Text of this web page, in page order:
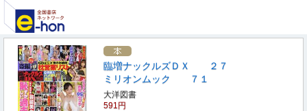
臨増ナックルズＤＸ ２７
ミリオンムック ７１
大洋図書
591円